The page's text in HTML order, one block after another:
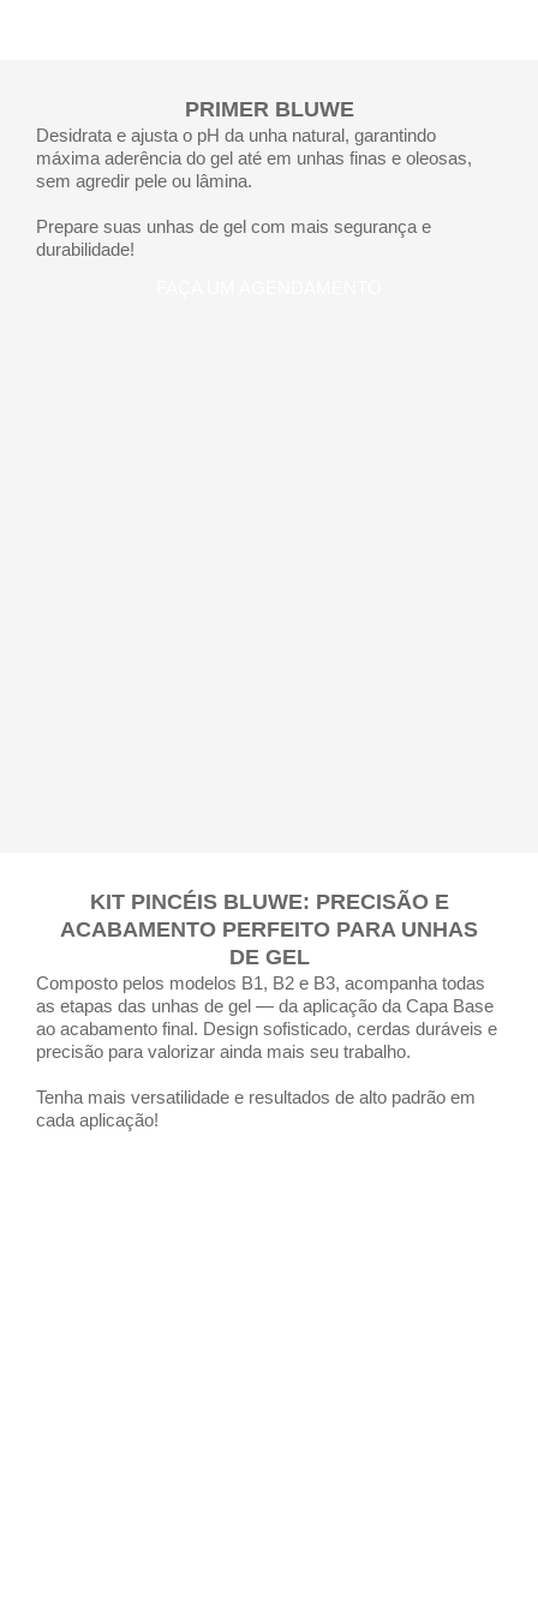
PRIMER BLUWE
Desidrata e ajusta o pH da unha natural, garantindo
máxima aderência do gel até em unhas finas e oleosas,
sem agredir pele ou lâmina.
Prepare suas unhas de gel com mais segurança e
durabilidade!
KIT PINCÉIS BLUWE: PRECISÃO E
ACABAMENTO PERFEITO PARA UNHAS
DE GEL
Composto pelos modelos B1, B2 e B3, acompanha todas
as etapas das unhas de gel — da aplicação da Capa Base
ao acabamento final. Design sofisticado, cerdas duráveis e
precisão para valorizar ainda mais seu trabalho.
Tenha mais versatilidade e resultados de alto padrão em
cada aplicação!